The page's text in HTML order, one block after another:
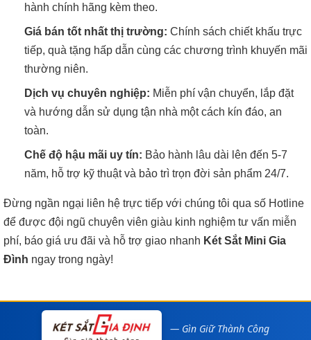
hành chính hãng kèm theo.
Giá bán tốt nhất thị trường: Chính sách chiết khấu trực
tiếp, quà tặng hấp dẫn cùng các chương trình khuyến mãi
thường niên.
Dịch vụ chuyên nghiệp: Miễn phí vận chuyển, lắp đặt
và hướng dẫn sử dụng tận nhà một cách kín đáo, an
toàn.
Chế độ hậu mãi uy tín: Bảo hành lâu dài lên đến 5-7
năm, hỗ trợ kỹ thuật và bảo trì trọn đời sản phẩm 24/7.
Đừng ngần ngại liên hệ trực tiếp với chúng tôi qua số Hotline
để được đội ngũ chuyên viên giàu kinh nghiệm tư vấn miễn
phí, báo giá ưu đãi và hỗ trợ giao nhanh Két Sắt Mini Gia
Đình ngay trong ngày!
— Gìn Giữ Thành Công